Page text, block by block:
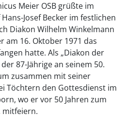
Meier OSB grüßte im
Josef Becker im festlichen
Diakon Wilhelm Winkelmann
am 16. Oktober 1971 das
hatte. Als „Diakon der
87-Jährige an seinem 50.
zusammen mit seiner
Töchtern den Gottesdienst im
wo er vor 50 Jahren zum
mitfeiern.